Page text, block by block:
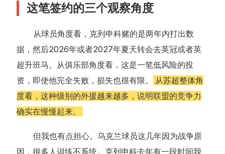
这笔签约的三个观察角度
从球员角度看，克列申科赌的是两年内打出数
据，然后2026年或者2027年夏天转会去英冠或者英
超升班马。从俱乐部角度看，这是一笔低风险的投
资，即使他完全失败，损失也很有限。
从苏超整体角
度看，这种级别的外援越来越多，说明联盟的竞争力
确实在慢慢起来。
但我也有点担心。乌克兰球员这几年因为战争原
因，很多人训练不系统。克列申科去年有一段时间我